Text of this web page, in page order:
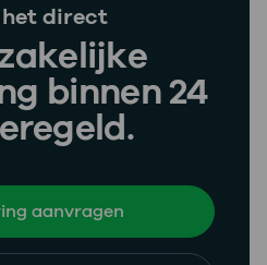
het direct
binnen 24
aanvragen